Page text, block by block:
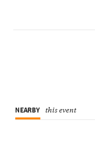
NEARBY this event